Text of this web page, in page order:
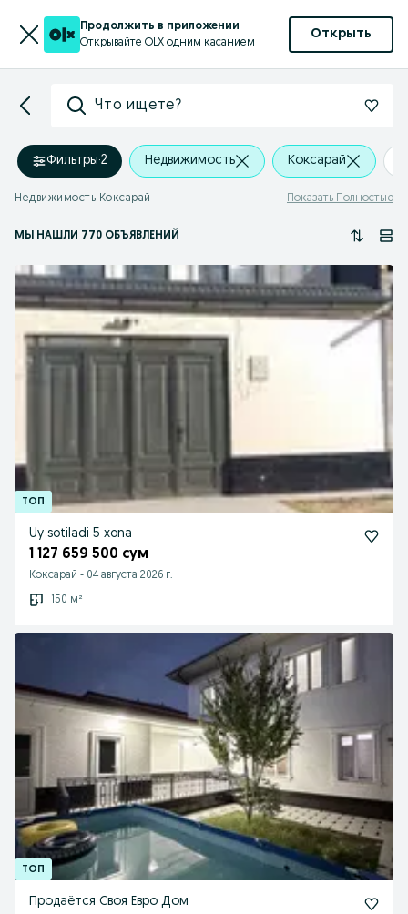
Продолжить в приложении
Открывайте OLX одним касанием
Открыть
Что ищете?
Фильтры·2 Недвижимость Коксарай
Недвижимость Коксарай Показать Полностью
МЫ НАШЛИ 770 ОБЪЯВЛЕНИЙ
Uy sotiladi 5 xona
1 127 659 500 сум
Коксарай - 04 августа 2026 г.
150 м²
Продаётся Своя Евро Дом